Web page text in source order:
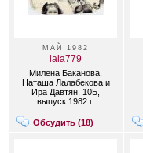
МАЙ 1982
lala779
Милена Баканова,
Наташа Лалабекова и
Ира Давтян, 10Б,
выпуск 1982 г.
Обсудить (18)